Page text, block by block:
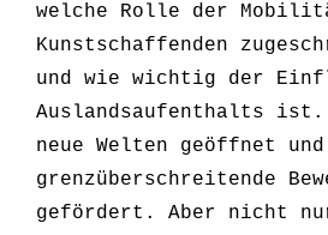
welche Rolle der
Kunstschaffenden
und wie wichtig der
Auslandsaufenthalts ist.
neue Welten geöffnet und
grenzüberschreitende
gefördert. Aber nicht